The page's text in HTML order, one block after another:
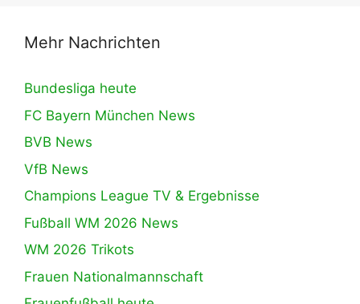
Mehr Nachrichten
Bundesliga heute
FC Bayern München News
BVB News
VfB News
Champions League TV & Ergebnisse
Fußball WM 2026 News
WM 2026 Trikots
Frauen Nationalmannschaft